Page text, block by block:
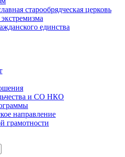
старообрядческая церковь
единства
и СО НКО
направление
грамотности